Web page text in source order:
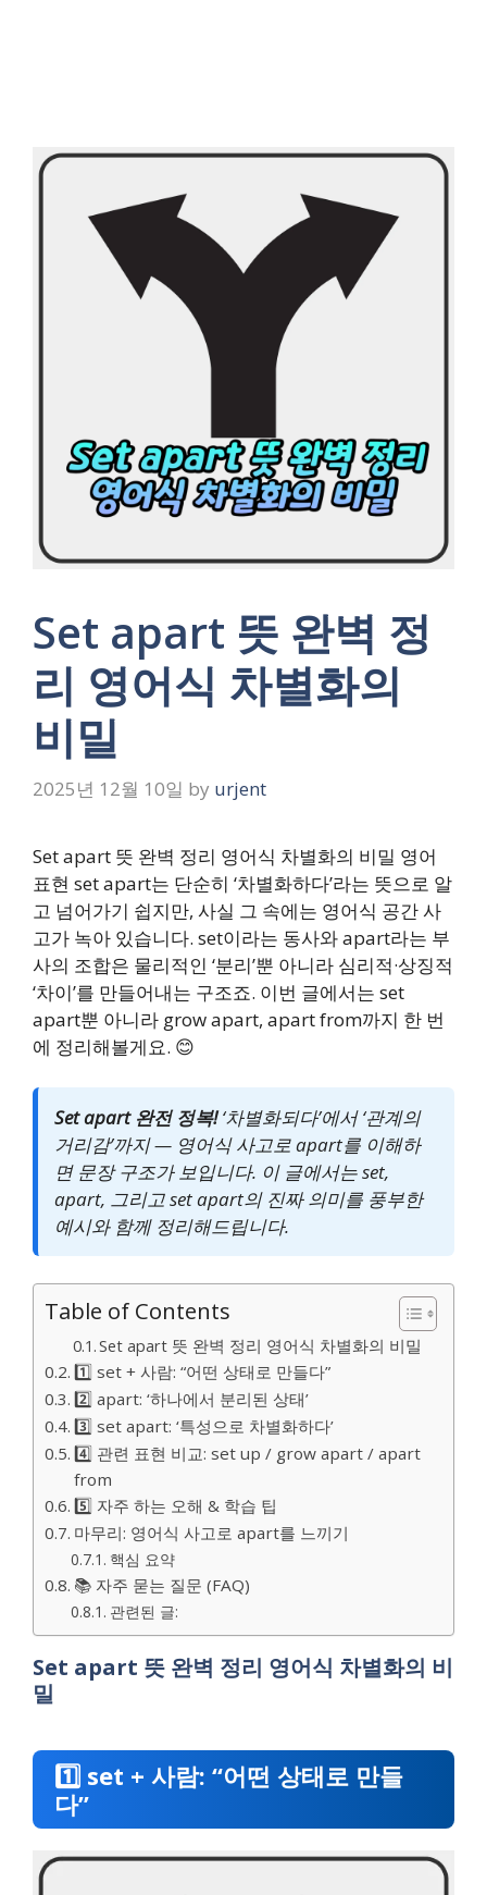
Set apart 뜻 완벽 정
리 영어식 차별화의
비밀
2025년 12월 10일 by urjent
Set apart 뜻 완벽 정리 영어식 차별화의 비밀 영어
표현 set apart는 단순히 ‘차별화하다’라는 뜻으로 알
고 넘어가기 쉽지만, 사실 그 속에는 영어식 공간 사
고가 녹아 있습니다. set이라는 동사와 apart라는 부
사의 조합은 물리적인 ‘분리’뿐 아니라 심리적·상징적
‘차이’를 만들어내는 구조죠. 이번 글에서는 set
apart뿐 아니라 grow apart, apart from까지 한 번
에 정리해볼게요. 😊
Set apart 완전 정복!‘차별화되다’에서 ‘관계의
거리감’까지 — 영어식 사고로 apart를 이해하
면 문장 구조가 보입니다. 이 글에서는 set,
apart, 그리고 set apart의 진짜 의미를 풍부한
예시와 함께 정리해드립니다.
Table of Contents
Set apart 뜻 완벽 정리 영어식 차별화의 비밀
1️⃣ set + 사람: “어떤 상태로 만들다”
2️⃣ apart: ‘하나에서 분리된 상태’
3️⃣ set apart: ‘특성으로 차별화하다’
4️⃣ 관련 표현 비교: set up / grow apart / apart
from
5️⃣ 자주 하는 오해 & 학습 팁
마무리: 영어식 사고로 apart를 느끼기
핵심 요약
📚 자주 묻는 질문 (FAQ)
관련된 글:
Set apart 뜻 완벽 정리 영어식 차별화의 비
밀
1️⃣ set + 사람: “어떤 상태로 만들
다”